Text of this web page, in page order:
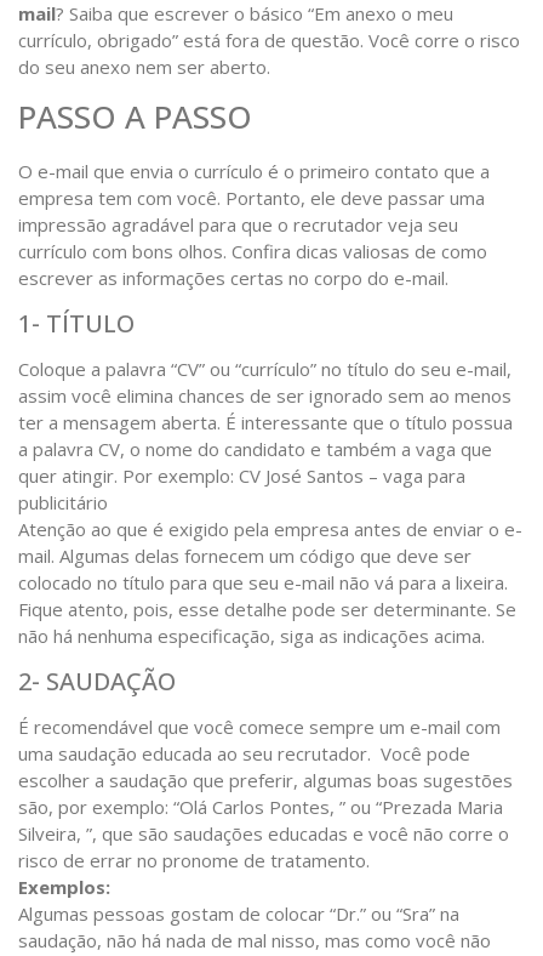
mail? Saiba que escrever o básico “Em anexo o meu
currículo, obrigado” está fora de questão. Você corre o risco
do seu anexo nem ser aberto.
PASSO A PASSO
O e-mail que envia o currículo é o primeiro contato que a
empresa tem com você. Portanto, ele deve passar uma
impressão agradável para que o recrutador veja seu
currículo com bons olhos. Confira dicas valiosas de como
escrever as informações certas no corpo do e-mail.
1- TÍTULO
Coloque a palavra “CV” ou “currículo” no título do seu e-mail,
assim você elimina chances de ser ignorado sem ao menos
ter a mensagem aberta. É interessante que o título possua
a palavra CV, o nome do candidato e também a vaga que
quer atingir. Por exemplo: CV José Santos – vaga para
publicitário
Atenção ao que é exigido pela empresa antes de enviar o e-
mail. Algumas delas fornecem um código que deve ser
colocado no título para que seu e-mail não vá para a lixeira.
Fique atento, pois, esse detalhe pode ser determinante. Se
não há nenhuma especificação, siga as indicações acima.
2- SAUDAÇÃO
É recomendável que você comece sempre um e-mail com
uma saudação educada ao seu recrutador. Você pode
escolher a saudação que preferir, algumas boas sugestões
são, por exemplo: “Olá Carlos Pontes, ” ou “Prezada Maria
Silveira, ”, que são saudações educadas e você não corre o
risco de errar no pronome de tratamento.
Exemplos:
Algumas pessoas gostam de colocar “Dr.” ou “Sra” na
saudação, não há nada de mal nisso, mas como você não